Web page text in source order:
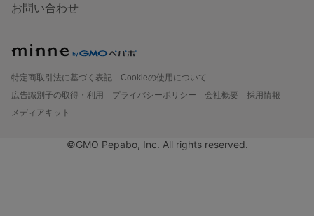
お問い合わせ
特定商取引法に基づく表記
Cookieの使用について
広告識別子の取得・利用
プライバシーポリシー 会社概要
採用情報
メディアキット
©GMO Pepabo, Inc. All rights reserved.